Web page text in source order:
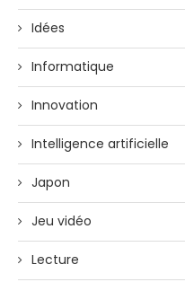
Idées
Informatique
Innovation
Intelligence artificielle
Japon
Jeu vidéo
Lecture